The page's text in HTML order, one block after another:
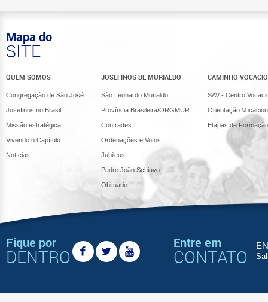
Mapa do
SITE
QUEM SOMOS
Congregação de São José
Josefinos no Brasil
Missão estratégica
Vivendo o Capítulo
Notícias
JOSEFINOS DE MURIALDO
São Leonardo Murialdo
Província Brasileira/ORGMUR
Confrades
Ordenações e Votos
Jubileus
Padre João Schiavo
Obituário
CAMINHO
SAV - Centro
Orientação
Etapas de Formação
Fique por
DENTRO
Entre em
CONTATO